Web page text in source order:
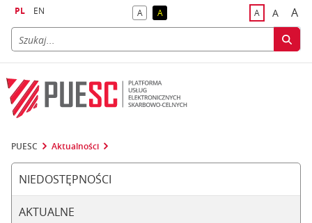
PL EN Akontrast domyślny
Akontrast żółty tekst na czarnym tle
Adomyślna
A A
PUESC Aktualności
NIEDOSTĘPNOŚCI
AKTUALNE